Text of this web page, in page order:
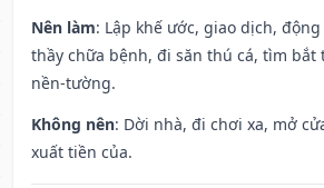
Nên làm: Lập khế ước, giao dịch,
thầy chữa bệnh, đi săn thú cá, tìm bắt
nền-tường.
Không nên: Dời nhà, đi chơi xa, mở
xuất tiền của.